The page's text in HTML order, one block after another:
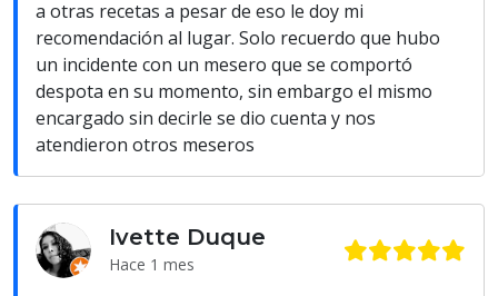
a otras recetas a pesar de eso le doy mi
recomendación al lugar. Solo recuerdo que hubo
un incidente con un mesero que se comportó
despota en su momento, sin embargo el mismo
encargado sin decirle se dio cuenta y nos
atendieron otros meseros
Ivette Duque
Hace 1 mes